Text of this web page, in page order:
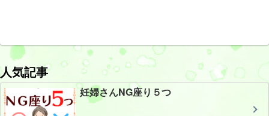
人気記事
妊婦さんNG座り５つ